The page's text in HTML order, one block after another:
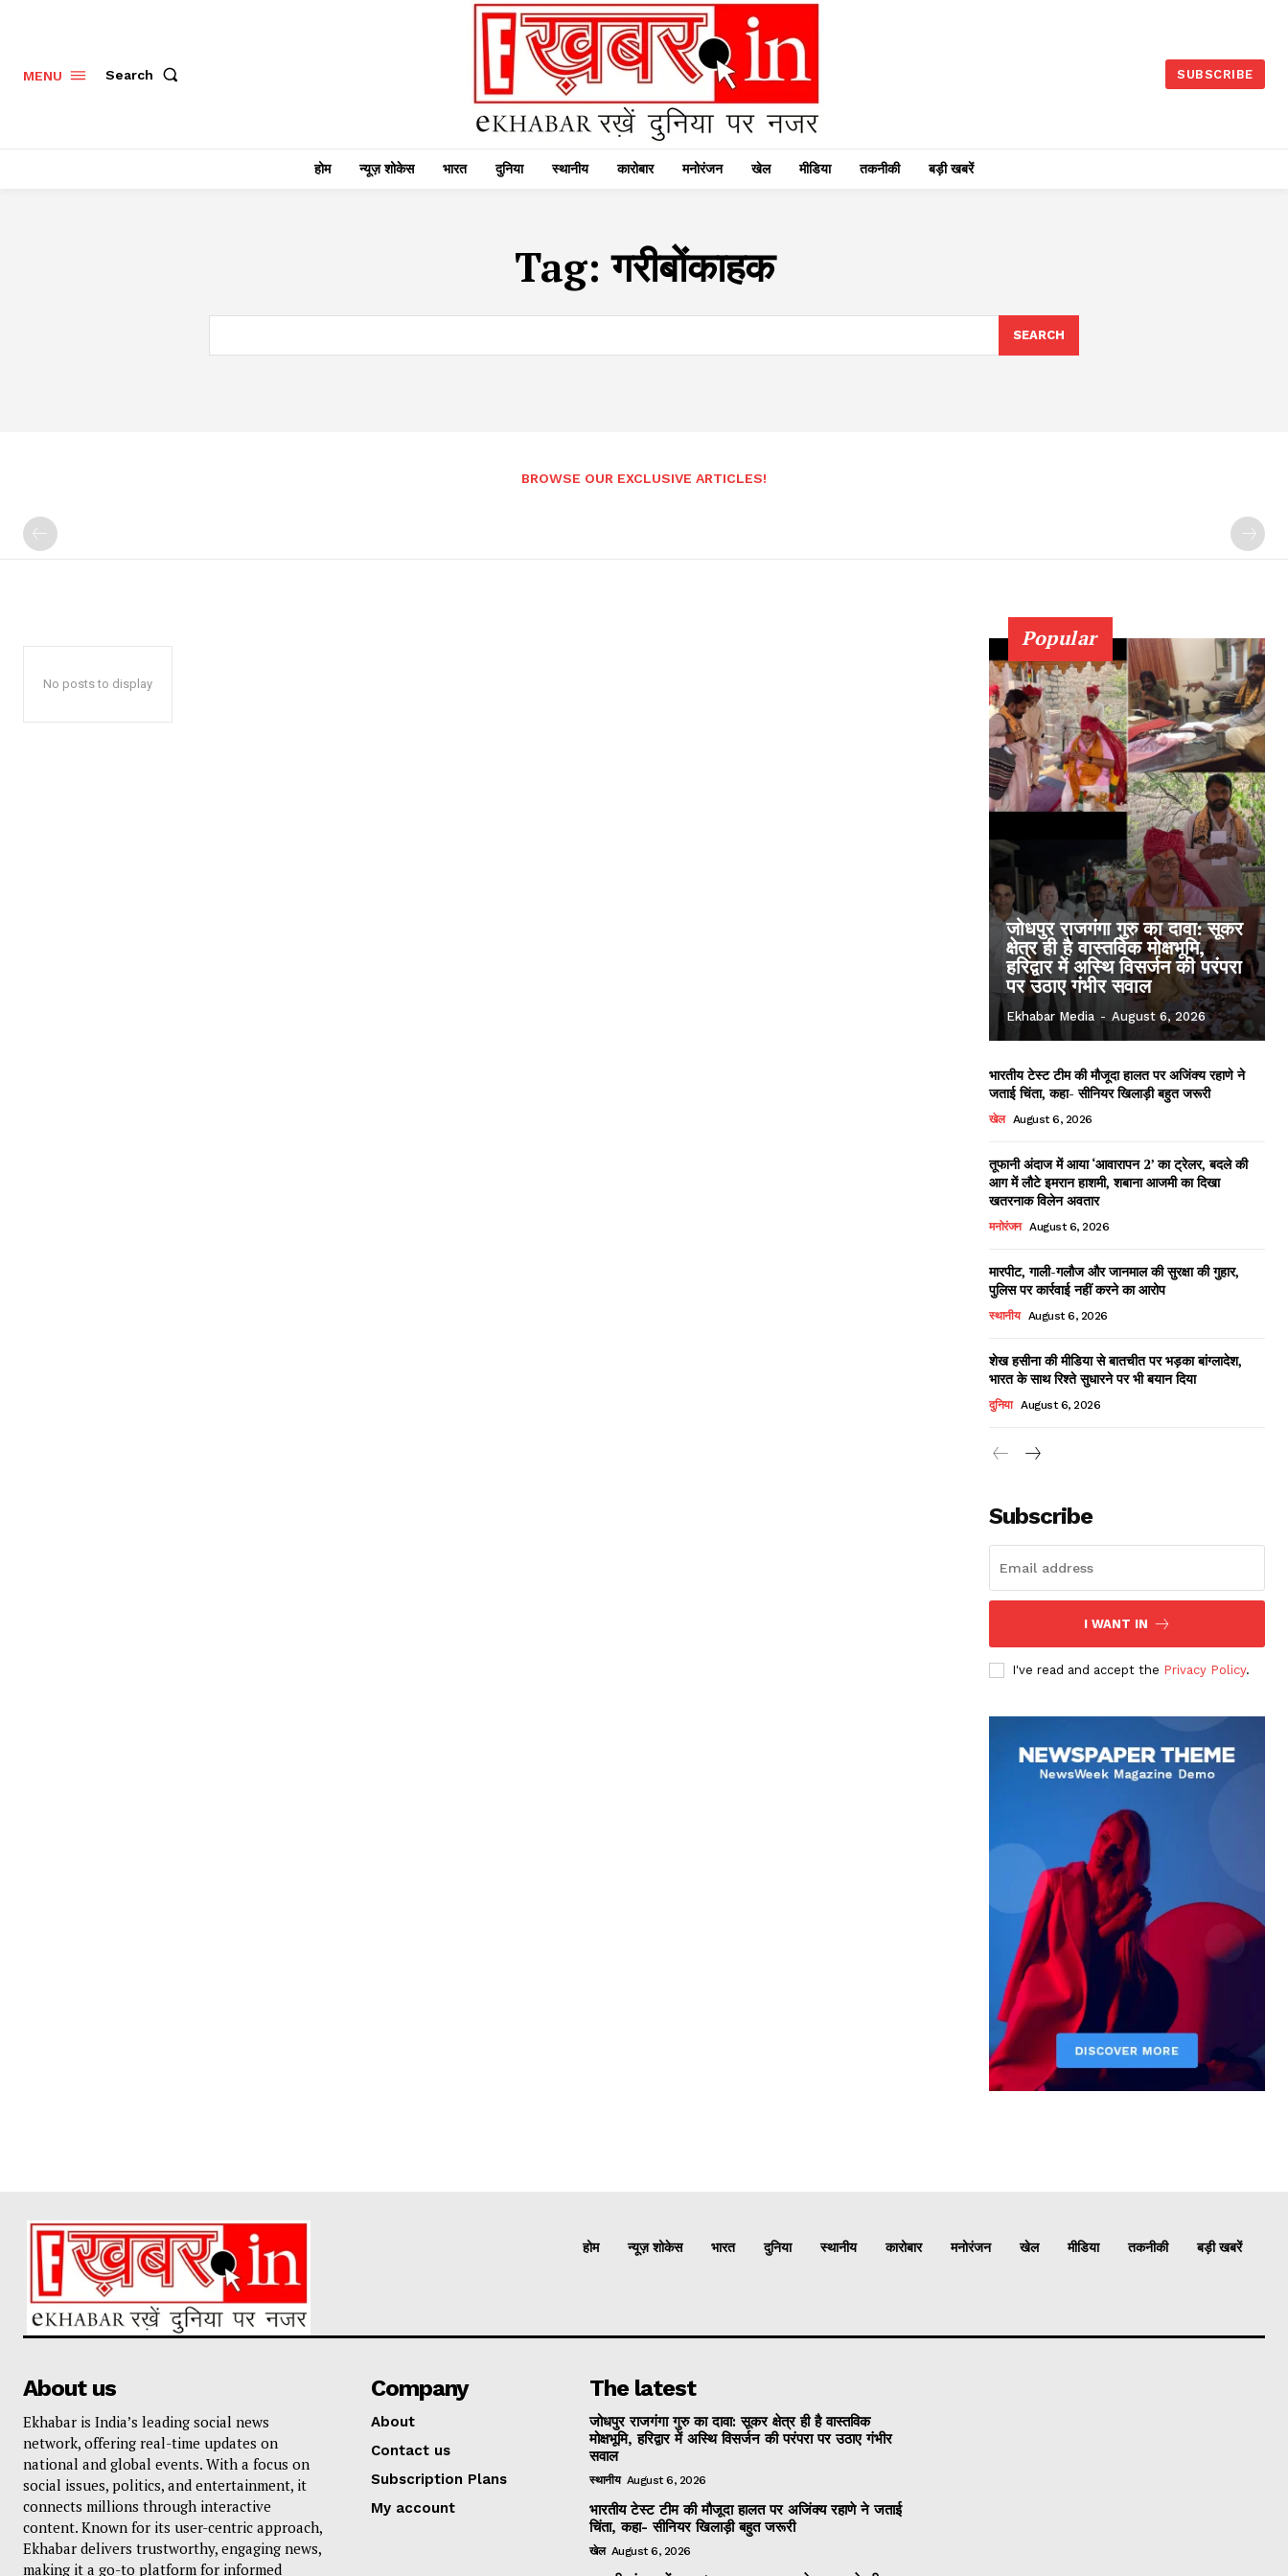
MENU Search SUBSCRIBE
होम न्यूज़ शोकेस भारत दुनिया स्थानीय कारोबार मनोरंजन खेल मीडिया तकनीकी बड़ी खबरें
Tag:गरीबोंकाहक
SEARCH
BROWSE OUR EXCLUSIVE ARTICLES!
No posts to display
Popular
जोधपुर राजगंगा गुरु का दावा: सूकर
क्षेत्र ही है वास्तविक मोक्षभूमि,
हरिद्वार में अस्थि विसर्जन की परंपरा
पर उठाए गंभीर सवाल
Ekhabar Media - August 6, 2026
भारतीय टेस्ट टीम की मौजूदा हालत पर अजिंक्य रहाणे ने
जताई चिंता, कहा- सीनियर खिलाड़ी बहुत जरूरी
खेल August 6, 2026
तूफानी अंदाज में आया ‘आवारापन 2’ का ट्रेलर, बदले की
आग में लौटे इमरान हाशमी, शबाना आजमी का दिखा
खतरनाक विलेन अवतार
मनोरंजन August 6, 2026
मारपीट, गाली-गलौज और जानमाल की सुरक्षा की गुहार,
पुलिस पर कार्रवाई नहीं करने का आरोप
स्थानीय August 6, 2026
शेख हसीना की मीडिया से बातचीत पर भड़का बांग्लादेश,
भारत के साथ रिश्ते सुधारने पर भी बयान दिया
दुनिया August 6, 2026
Subscribe
I WANT IN
I've read and accept the Privacy Policy.
होम न्यूज़ शोकेस भारत दुनिया स्थानीय कारोबार मनोरंजन खेल मीडिया तकनीकी बड़ी खबरें
About us
Ekhabar is India’s leading social news
network, offering real-time updates on
national and global events. With a focus on
social issues, politics, and entertainment, it
connects millions through interactive
content. Known for its user-centric approach,
Ekhabar delivers trustworthy, engaging news,
making it a go-to platform for informed
Company
About
Contact us
Subscription Plans
My account
The latest
जोधपुर राजगंगा गुरु का दावा: सूकर क्षेत्र ही है वास्तविक
मोक्षभूमि, हरिद्वार में अस्थि विसर्जन की परंपरा पर उठाए गंभीर
सवाल
स्थानीय August 6, 2026
भारतीय टेस्ट टीम की मौजूदा हालत पर अजिंक्य रहाणे ने जताई
चिंता, कहा- सीनियर खिलाड़ी बहुत जरूरी
खेल August 6, 2026